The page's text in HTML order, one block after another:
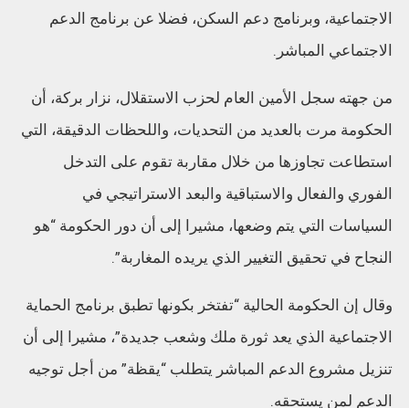
الاجتماعية، وبرنامج دعم السكن، فضلا عن برنامج الدعم
الاجتماعي المباشر.
من جهته سجل الأمين العام لحزب الاستقلال، نزار بركة، أن
الحكومة مرت بالعديد من التحديات، واللحظات الدقيقة، التي
استطاعت تجاوزها من خلال مقاربة تقوم على التدخل
الفوري والفعال والاستباقية والبعد الاستراتيجي في
السياسات التي يتم وضعها، مشيرا إلى أن دور الحكومة “هو
النجاح في تحقيق التغيير الذي يريده المغاربة”.
وقال إن الحكومة الحالية “تفتخر بكونها تطبق برنامج الحماية
الاجتماعية الذي يعد ثورة ملك وشعب جديدة”، مشيرا إلى أن
تنزيل مشروع الدعم المباشر يتطلب “يقظة” من أجل توجيه
الدعم لمن يستحقه.